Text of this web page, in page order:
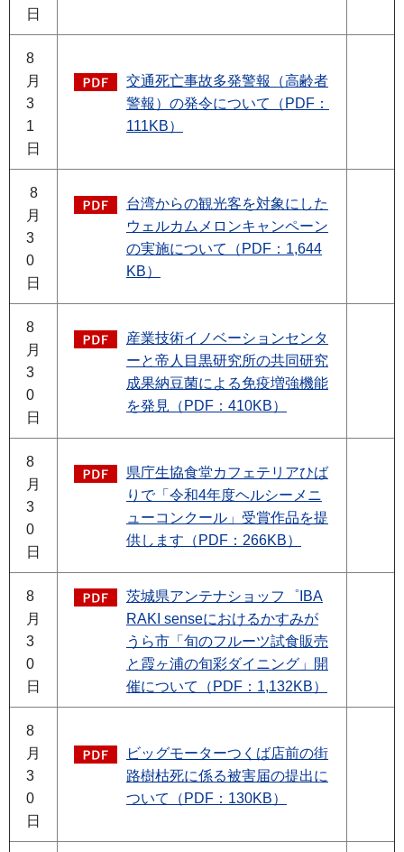
日
8
月
3
1
日
交通死亡事故多発警報（高齢者
警報）の発令について（PDF：
111KB）
8
月
3
0
日
台湾からの観光客を対象にした
ウェルカムメロンキャンペーン
の実施について（PDF：1,644
KB）
8
月
3
0
日
産業技術イノベーションセンタ
ーと帝人目黒研究所の共同研究
成果納豆菌による免疫増強機能
を発見（PDF：410KB）
8
月
3
0
日
県庁生協食堂カフェテリアひば
りで「令和4年度ヘルシーメニ
ューコンクール」受賞作品を提
供します（PDF：266KB）
8
月
3
0
日
茨城県アンテナショッフ゜IBA
RAKI senseにおけるかすみが
うら市「旬のフルーツ試食販売
と霞ヶ浦の旬彩ダイニング」開
催について（PDF：1,132KB）
8
月
3
0
日
ビッグモーターつくば店前の街
路樹枯死に係る被害届の提出に
ついて（PDF：130KB）